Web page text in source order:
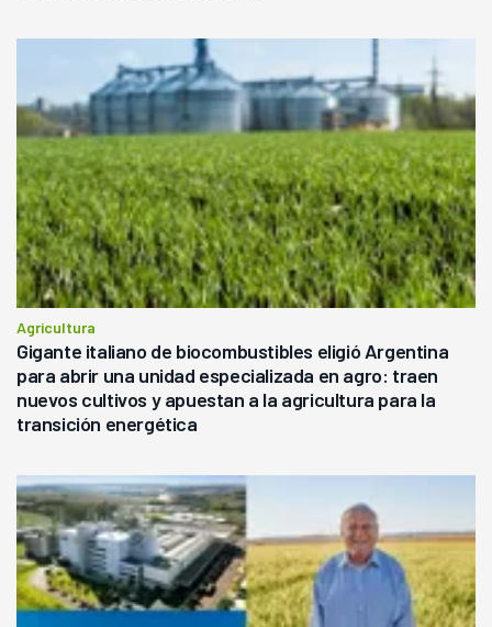
Agricultura
Gigante italiano de biocombustibles eligió Argentina
para abrir una unidad especializada en agro: traen
nuevos cultivos y apuestan a la agricultura para la
transición energética